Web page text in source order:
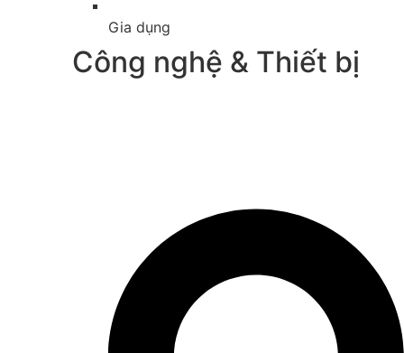
Gia dụng
Công nghệ & Thiết bị